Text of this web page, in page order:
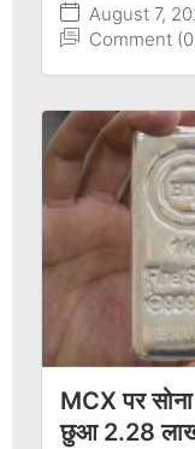
August 7,
Comment
MCX पर
छुआ 2.28